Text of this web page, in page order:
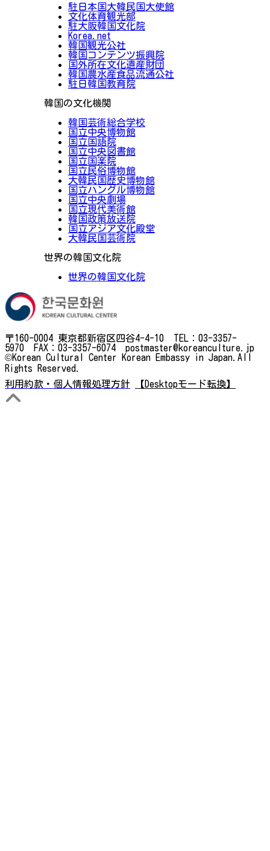
駐日本国大韓民国大使館
文化体育観光部
駐大阪韓国文化院
Korea.net
韓国観光公社
韓国コンテンツ振興院
国外所在文化遺産財団
韓国農水産食品流通公社
駐日韓国教育院
韓国の文化機関
韓国芸術総合学校
国立中央博物館
国立国語院
国立中央図書館
国立国楽院
国立民俗博物館
大韓民国歴史博物館
国立ハングル博物館
国立中央劇場
国立現代美術館
韓国政策放送院
国立アジア文化殿堂
大韓民国芸術院
世界の韓国文化院
世界の韓国文化院
〒160-0004 東京都新宿区四谷4-4-10 TEL：03-3357-
5970 FAX：03-3357-6074 postmaster@koreanculture.jp
©Korean Cultural Center Korean Embassy in Japan.All
Rights Reserved.
利用約款・個人情報処理方針
【Desktopモード転換】